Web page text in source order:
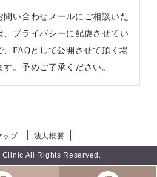
問い合わせメールにご相談いた
、プライバシーに配慮させてい
、FAQとして公開させて頂く場
。予めご了承ください。
ップ 法人概要
All Rights Reserved.